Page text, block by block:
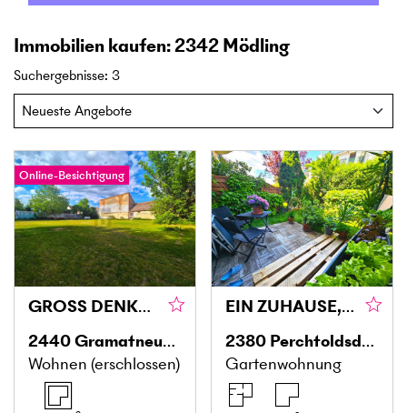
Immobilien kaufen: 2342 Mödling
Suchergebnisse: 3
Online-Besichtigung
GROSS DENKEN, INDIVIDUELL BAUEN
2440Gramatneusiedl
Wohnen (erschlossen)
EIN ZUHAUSE, DAS MEHR IST ALS VIER WÄNDE – MIT EIGENEM GARTEN
2380 Perchtoldsdorf
Gartenwohnung